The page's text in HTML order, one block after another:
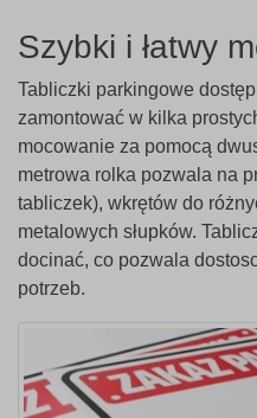
Szybki i łatwy
Tabliczki parkingowe
zamontować w kilka
mocowanie za pomocą
metrowa rolka pozwala na
tabliczek), wkrętów do
metalowych słupków.
docinać, co pozwala
potrzeb.